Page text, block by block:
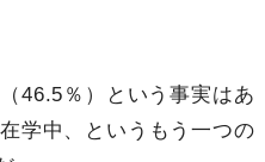
46.5％）という事実はあ
学中、というもう一つの